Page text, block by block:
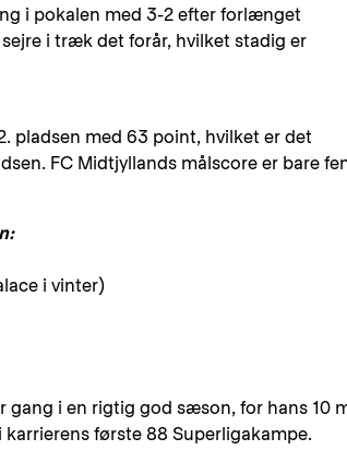
i pokalen med 3-2 efter forlænget
i træk det forår, hvilket stadig er
pladsen med 63 point, hvilket er det
FC Midtjyllands målscore er bare
i vinter)
gang i en rigtig god sæson, for hans 10
første 88 Superligakampe.